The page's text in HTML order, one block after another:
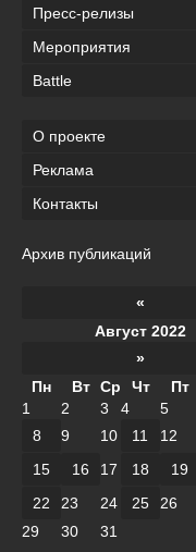
Пресс-релизы
Мероприятия
Battle
О проекте
Реклама
Контакты
Архив публикаций
«
Август 2022
»
Пн
Вт Ср Чт Пт
1
2 3 4 5
8
9 10 11 12
15
16 17 18 19
22
23 24 25 26
29
30 31